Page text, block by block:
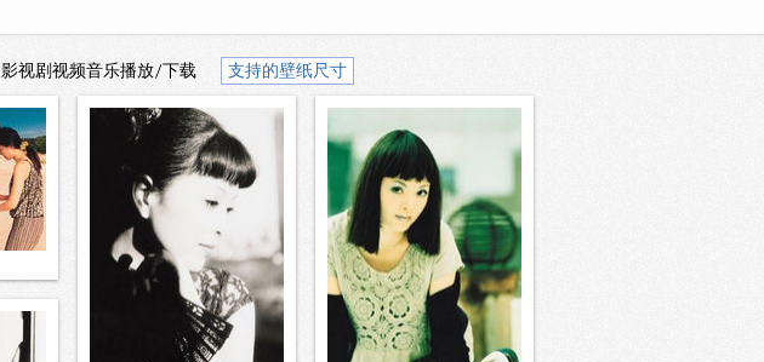
影视剧视频音乐播放/下载 支持的壁纸尺寸